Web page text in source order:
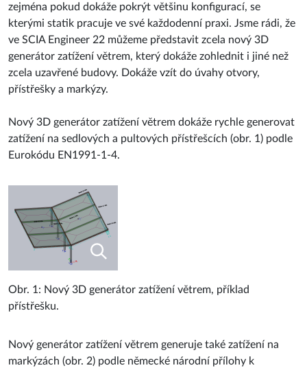
zejména pokud dokáže pokrýt většinu konfigurací, se
kterými statik pracuje ve své každodenní praxi. Jsme rádi, že
ve SCIA Engineer 22 můžeme představit zcela nový 3D
generátor zatížení větrem, který dokáže zohlednit i jiné než
zcela uzavřené budovy. Dokáže vzít do úvahy otvory,
přístřešky a markýzy.
Nový 3D generátor zatížení větrem dokáže rychle generovat
zatížení na sedlových a pultových přístřešcích (obr. 1) podle
Eurokódu EN1991-1-4.
Obr. 1: Nový 3D generátor zatížení větrem, příklad
přístřešku.
Nový generátor zatížení větrem generuje také zatížení na
markýzách (obr. 2) podle německé národní přílohy k